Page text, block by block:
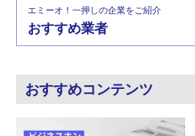
エミーオ！一押しの企業をご紹介
おすすめ業者
おすすめコンテンツ